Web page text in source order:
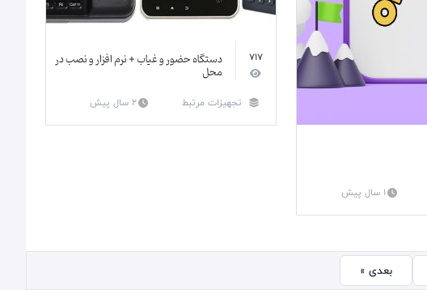
1 سال پیش
717 دستگاه حضور و غیاب + نرم افزار و نصب در
محل
تجهیزات مرتبط 2 سال پیش
بعدی »